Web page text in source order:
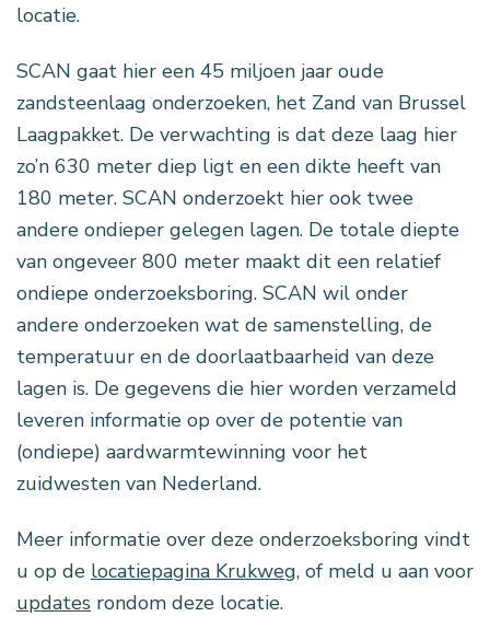
locatie.
SCAN gaat hier een 45 miljoen jaar oude
zandsteenlaag onderzoeken, het Zand van Brussel
Laagpakket. De verwachting is dat deze laag hier
zo’n 630 meter diep ligt en een dikte heeft van
180 meter. SCAN onderzoekt hier ook twee
andere ondieper gelegen lagen. De totale diepte
van ongeveer 800 meter maakt dit een relatief
ondiepe onderzoeksboring. SCAN wil onder
andere onderzoeken wat de samenstelling, de
temperatuur en de doorlaatbaarheid van deze
lagen is. De gegevens die hier worden verzameld
leveren informatie op over de potentie van
(ondiepe) aardwarmtewinning voor het
zuidwesten van Nederland.
Meer informatie over deze onderzoeksboring vindt
u op de locatiepagina Krukweg, of meld u aan voor
updates rondom deze locatie.